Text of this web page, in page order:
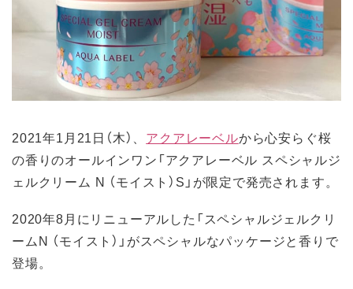
2021年1月21日（木）、 アクアレーベルから心安らぐ桜
の香りのオールインワン「アクアレーベル スペシャルジ
ェルクリーム N （モイスト）S」が限定で発売されます。
2020年8月にリニューアルした「スペシャルジェルクリ
ームN （モイスト）」がスペシャルなパッケージと香りで
登場。